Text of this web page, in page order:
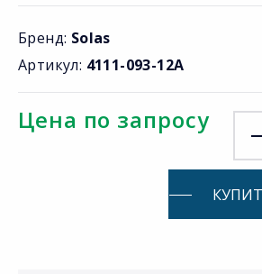
Бренд: Solas
Артикул: 4111-093-12A
Цена по запросу